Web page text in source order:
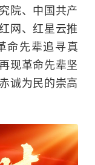
院、中国共产
网、红星云推
命先辈追寻真
现革命先辈坚
诚为民的崇高